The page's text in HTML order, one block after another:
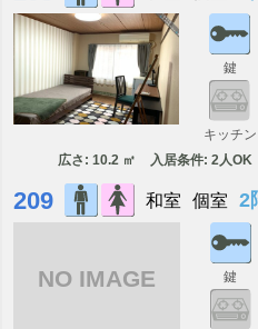
鍵
キッチン
広さ: 10.2 ㎡ 入居条件: 2人OK
209 和室 個室 2
NO IMAGE 鍵